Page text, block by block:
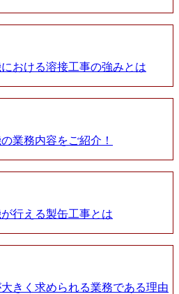
おける溶接工事の強みとは
業務内容をご紹介！
行える製缶工事とは
きく求められる業務である理由